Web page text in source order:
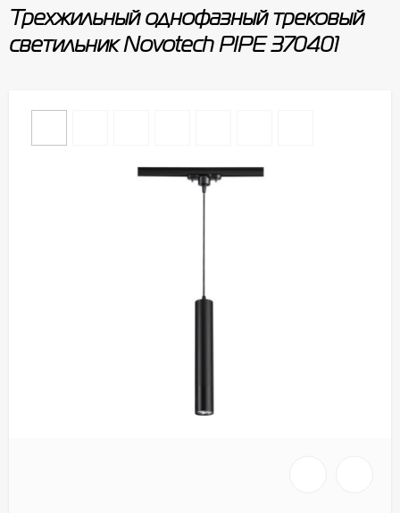
Трехжильный однофазный трековый
светильник Novotech PIPE 370401